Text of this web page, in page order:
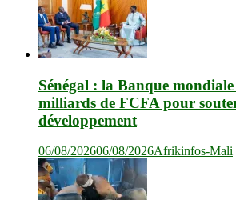
Sénégal : la Banque
milliards de FCFA pour
développement
06/08/202606/08/2026Afrikinfos-Mali